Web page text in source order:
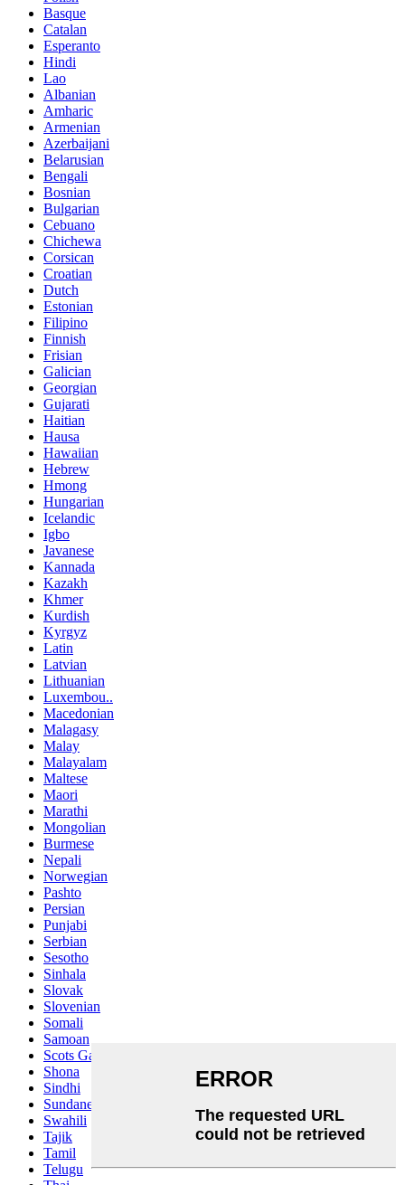
Basque
Catalan
Esperanto
Hindi
Lao
Albanian
Amharic
Armenian
Azerbaijani
Belarusian
Bengali
Bosnian
Bulgarian
Cebuano
Chichewa
Corsican
Croatian
Dutch
Estonian
Filipino
Finnish
Frisian
Galician
Georgian
Gujarati
Haitian
Hausa
Hawaiian
Hebrew
Hmong
Hungarian
Icelandic
Igbo
Javanese
Kannada
Kazakh
Khmer
Kurdish
Kyrgyz
Latin
Latvian
Lithuanian
Luxembou..
Macedonian
Malagasy
Malay
Malayalam
Maltese
Maori
Marathi
Mongolian
Burmese
Nepali
Norwegian
Pashto
Persian
Punjabi
Serbian
Sesotho
Sinhala
Slovak
Slovenian
Somali
Samoan
Scots Gaelic
Shona
Sindhi
Sundanese
Swahili
Tajik
Tamil
Telugu